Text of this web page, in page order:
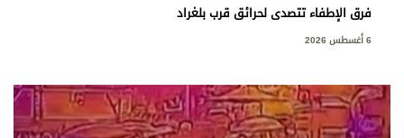
فرق الإطفاء تتصدى لحرائق قرب بلغراد
6 أغسطس 2026